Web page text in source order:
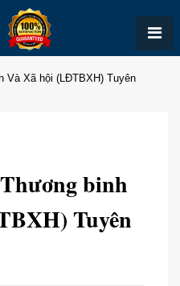
Và Xã hội (LĐTBXH) Tuyên
binh
Tuyên